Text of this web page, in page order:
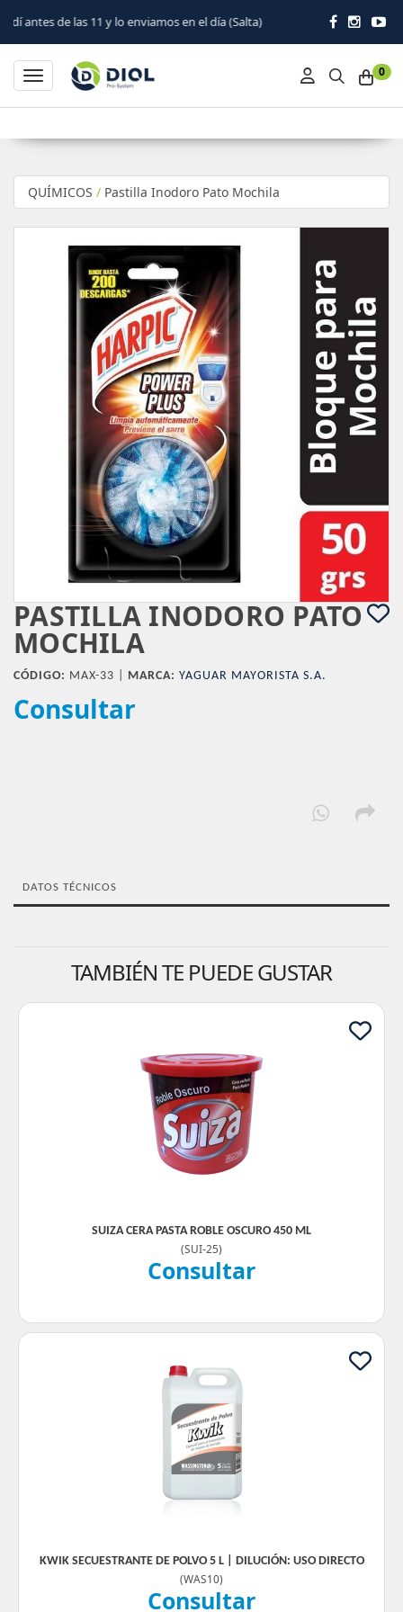
y lo enviamos en el día (Salta)
0
Toggle navigation
QUÍMICOS / Pastilla Inodoro Pato Mochila
PASTILLA INODORO PATO
MOCHILA
CÓDIGO: MAX-33 | MARCA: YAGUAR MAYORISTA S.A.
Consultar
DATOS TÉCNICOS
TAMBIÉN TE PUEDE GUSTAR
SUIZA CERA PASTA ROBLE OSCURO 450 ML
(SUI-25)
Consultar
KWIK SECUESTRANTE DE POLVO 5 L | DILUCIÓN: USO DIRECTO
(WAS10)
Consultar